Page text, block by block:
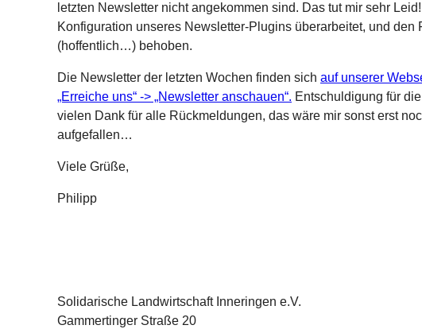
letzten Newsletter nicht angekommen sind. Das tut mir sehr
Konfiguration unseres Newsletter-Plugins überarbeitet, und den
(hoffentlich…) behoben.
Die Newsletter der letzten Wochen finden sich auf unserer
„Erreiche uns“ -> „Newsletter anschauen“. Entschuldigung für
vielen Dank für alle Rückmeldungen, das wäre mir sonst erst
aufgefallen…
Viele Grüße,
Philipp
Solidarische Landwirtschaft Inneringen e.V.
Gammertinger Straße 20